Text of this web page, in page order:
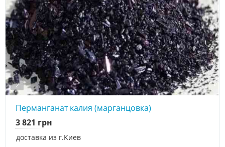
2
Перманганат калия (марганцовка)
доставка из г.Киев
3 821 грн